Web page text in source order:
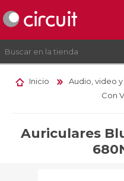
Inicio Audio, video
Con
Auriculares